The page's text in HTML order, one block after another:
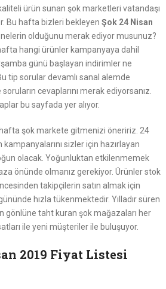
ürün sunan şok marketleri vatandaşı
Bu hafta bizleri bekleyen Şok 24 Nisan
olduğunu merak ediyor musunuz?
hangi ürünler kampanyaya dahil
günü başlayan indirimler ne
tip sorular devamlı sanal alemde
cevaplarını merak ediyorsanız.
bu sayfada yer alıyor.
şok markete gitmenizi öneririz. 24
sizler için hazırlayan
olacak. Yoğunluktan etkilenmemek
önünde olmanız gerekiyor. Ürünler stok
takipçilerin satın almak için
hızla tükenmektedir. Yılladır süren
gönlüne taht kuran şok mağazaları her
ile yeni müşteriler ile buluşuyor.
2019 Fiyat Listesi